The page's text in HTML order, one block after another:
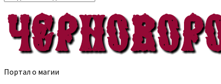
Портал о магии